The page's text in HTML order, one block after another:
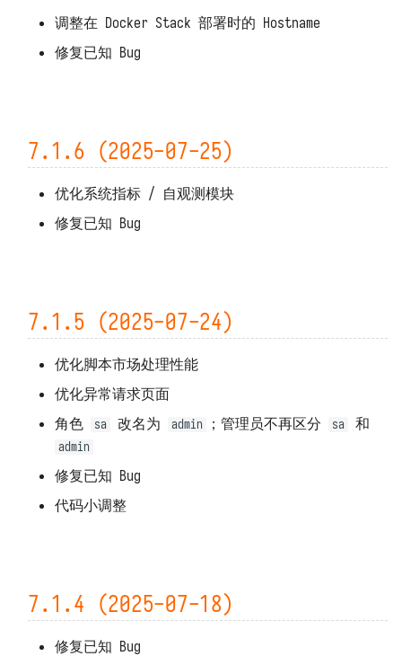
调整在 Docker Stack 部署时的 Hostname
修复已知 Bug
7.1.6 (2025-07-25)
优化系统指标 / 自观测模块
修复已知 Bug
7.1.5 (2025-07-24)
优化脚本市场处理性能
优化异常请求页面
角色
sa 改名为 admin ；管理员不再区分 sa 和
admin
修复已知 Bug
代码小调整
7.1.4 (2025-07-18)
修复已知 Bug